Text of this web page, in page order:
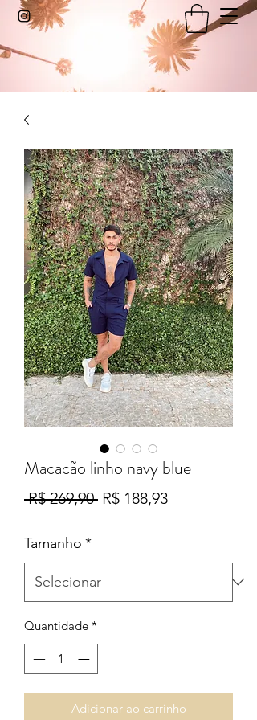
Macacão linho navy blue
R$ 269,90 Preço
R$ 188,93Preço
Tamanho *
Quantidade *
Adicionar ao carrinho